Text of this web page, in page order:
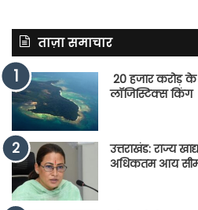
ताज़ा समाचार
20 हजार करोड़
लॉजिस्टिक्स किंग
उत्तराखंड: राज्य
अधिकतम आय